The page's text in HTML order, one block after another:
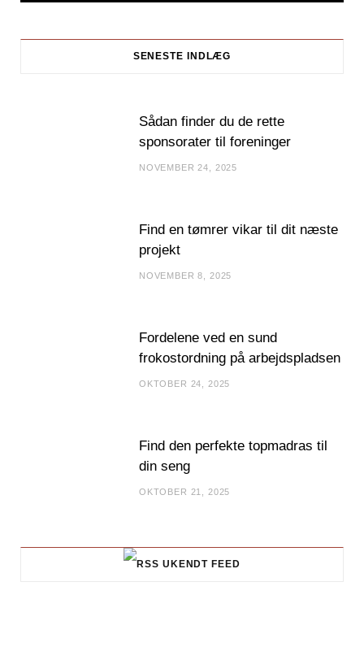
SENESTE INDLÆG
Sådan finder du de rette
sponsorater til foreninger
NOVEMBER 24, 2025
Find en tømrer vikar til dit næste
projekt
NOVEMBER 8, 2025
Fordelene ved en sund
frokostordning på arbejdspladsen
OKTOBER 24, 2025
Find den perfekte topmadras til
din seng
OKTOBER 21, 2025
UKENDT FEED